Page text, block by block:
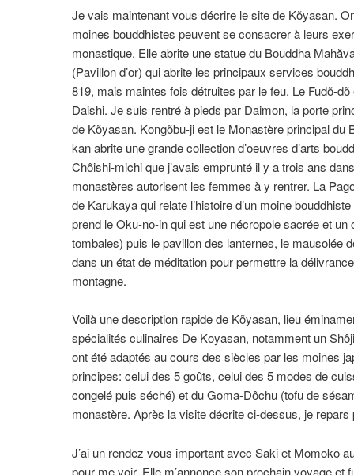
Je vais maintenant vous décrire le site de Kõyasan.
moines bouddhistes peuvent se consacrer à leurs
monastique. Elle abrite une statue du Bouddha
(Pavillon d’or) qui abrite les principaux services
819, mais maintes fois détruites par le feu. Le Fudõ-
Daishi. Je suis rentré à pieds par Daimon, la porte
de Kõyasan. Kongõbu-ji est le Monastère principal
kan abrite une grande collection d’oeuvres d’arts
Chôishi-michi que j’avais emprunté il y a trois ans
monastères autorisent les femmes à y rentrer. La
de Karukaya qui relate l’histoire d’un moine
prend le Oku-no-in qui est une nécropole sacrée et
tombales) puis le pavillon des lanternes, le mausolée
dans un état de méditation pour permettre la
montagne.
Voilà une description rapide de Kõyasan, lieu
spécialités culinaires De Koyasan, notamment un
ont été adaptés au cours des siècles par les moines
principes: celui des 5 goûts, celui des 5 modes de
congelé puis séché) et du Goma-Dôchu (tofu de
monastère. Après la visite décrite ci-dessus, je
J’ai un rendez vous important avec Saki et Momoko
pour me voir. Elle m’annonce son prochain voyage